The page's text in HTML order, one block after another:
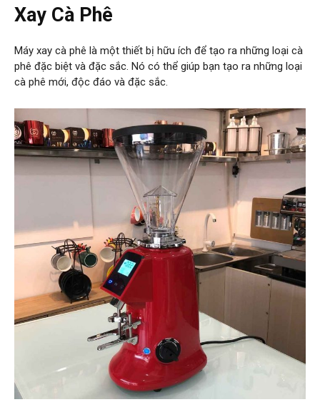
Xay Cà Phê
Máy xay cà phê là một thiết bị hữu ích để tạo ra những loại cà
phê đặc biệt và đặc sắc. Nó có thể giúp bạn tạo ra những loại
cà phê mới, độc đáo và đặc sắc.